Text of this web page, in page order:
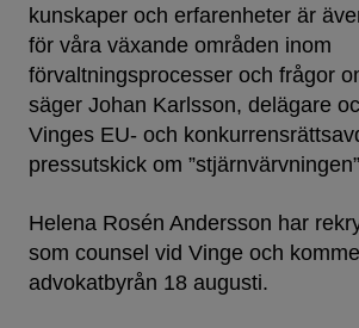
kunskaper och erfarenheter är
för våra växande områden inom
förvaltningsprocesser och frågor
säger Johan Karlsson, delägare
Vinges EU- och
pressutskick om
Helena Rosén Andersson har
som counsel vid Vinge och
advokatbyrån 18 augusti.